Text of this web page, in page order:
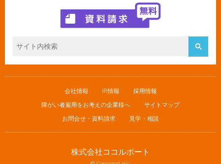
会社情報 IR情報
採用情報
障がい者雇用をお考えの企業様へ
サイトマップ
お問合せ・資料請求
見学・相談
株式会社ココルポート